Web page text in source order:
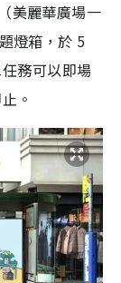
美麗華廣場一
燈箱，於 5
務可以即場
。